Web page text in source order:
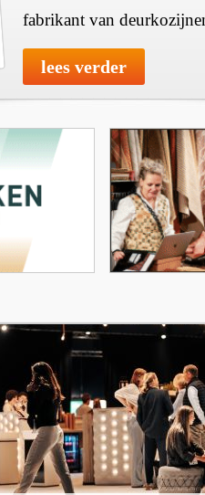
fabrikant van
lees verder